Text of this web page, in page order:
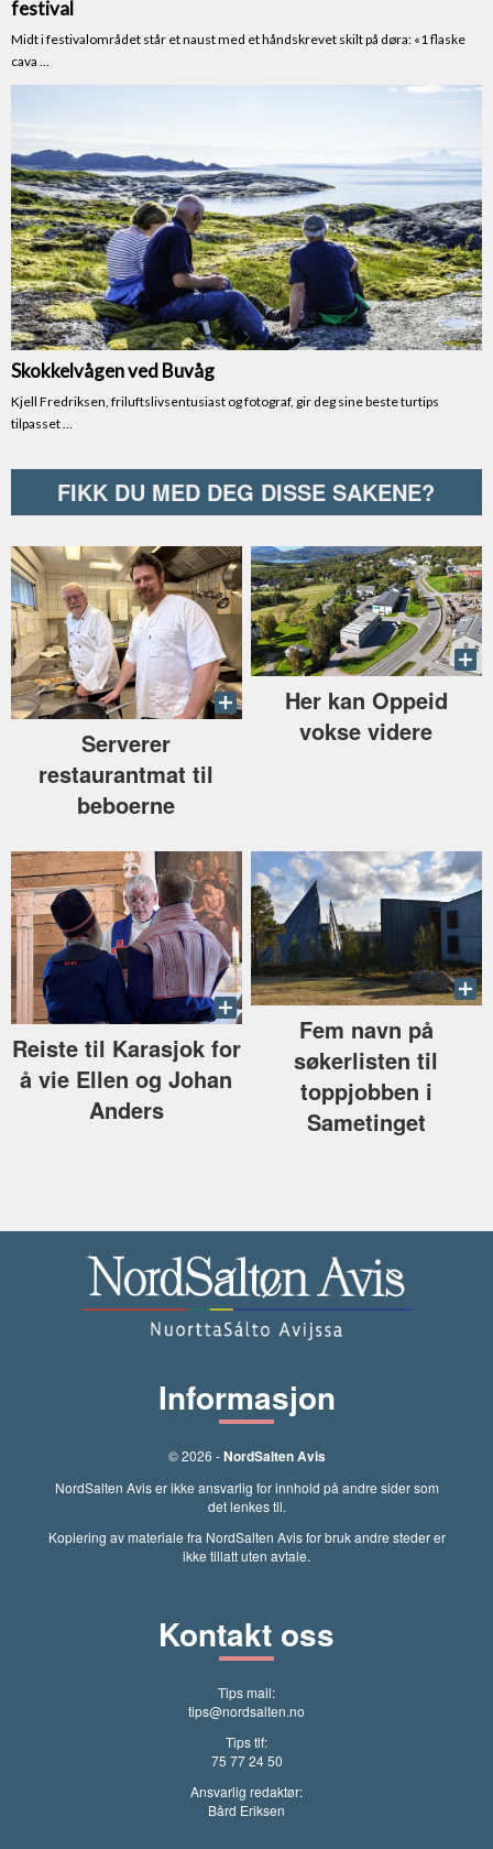
FIKK DU MED DEG DISSE SAKENE?
Serverer
restaurantmat til
beboerne
Her kan Oppeid
vokse videre
Reiste til Karasjok for
å vie Ellen og Johan
Anders
Fem navn på
søkerlisten til
toppjobben i
Sametinget
Informasjon
© 2026 -NordSalten Avis
NordSalten Avis er ikke ansvarlig for innhold på andre sider som
det lenkes til.
Kopiering av materiale fra NordSalten Avis for bruk andre steder er
ikke tillatt uten avtale.
Kontakt oss
Tips mail:
tips@nordsalten.no
Tips tlf:
75 77 24 50
Ansvarlig redaktør:
Bård Eriksen